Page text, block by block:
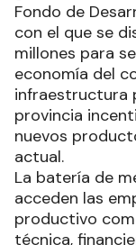
Fondo de
con el que se
millones para
economía del
infraestructura
provincia
nuevos
actual.
La batería de
acceden las
productivo
técnica,